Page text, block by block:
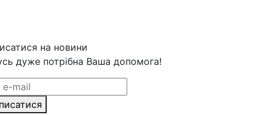
на новини
дуже потрібна Ваша допомога!